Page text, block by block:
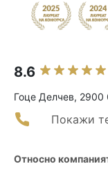
8.6
Гоце Делчев, 2900
Покажи
Относно